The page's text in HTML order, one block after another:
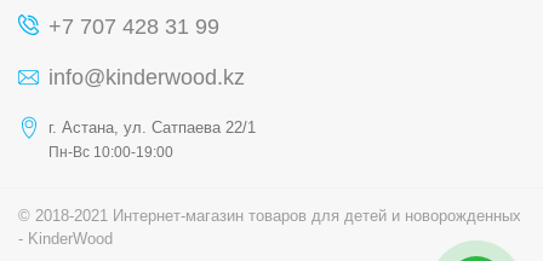
+7 707 428 31 99
info@kinderwood.kz
г. Астана, ул. Сатпаева 22/1
Пн-Вс 10:00-19:00
© 2018-2021 Интернет-магазин товаров для детей и новорожденных
- KinderWood